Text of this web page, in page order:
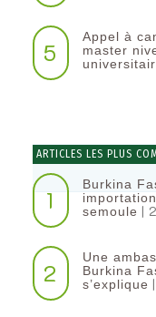
5
Appel à
master
ARTICLES LES PLUS
1
Burkina
semoule |
2
Une
Burkina
s’explique